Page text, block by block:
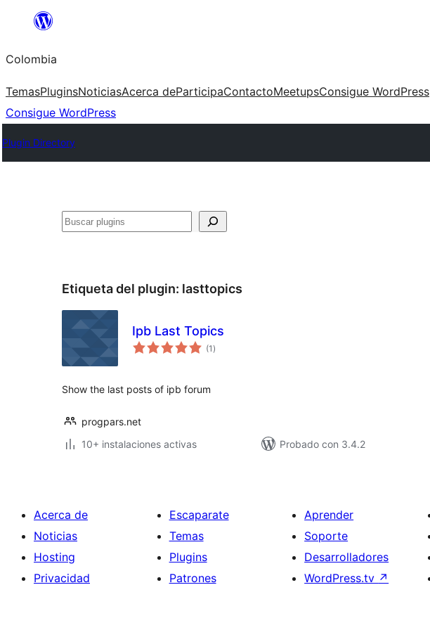
Saltar
contenido
Colombia
TemasPluginsNoticiasAcerca deParticipaContactoMeetupsConsigue WordPress
Consigue WordPress
Plugin Directory
Buscar
Etiqueta del plugin: lasttopics
Ipb Last Topics
(1 total
de
)
Show the last posts of ipb forum
progpars.net
10+ instalaciones activas
Probado con 3.4.2
Acerca de
Noticias
Hosting
Privacidad
Escaparate
Temas
Plugins
Patrones
Aprender
Soporte
Desarrolladores
WordPress.tv ↗